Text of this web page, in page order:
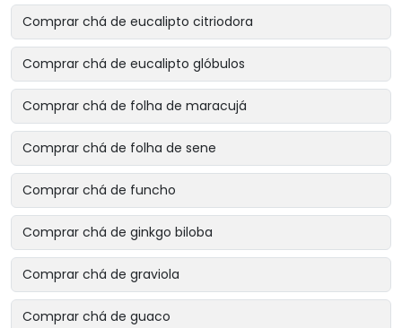
Comprar chá de eucalipto citriodora
Comprar chá de eucalipto glóbulos
Comprar chá de folha de maracujá
Comprar chá de folha de sene
Comprar chá de funcho
Comprar chá de ginkgo biloba
Comprar chá de graviola
Comprar chá de guaco